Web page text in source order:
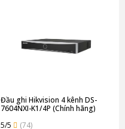
Đầu ghi Hikvision 4 kênh DS-
7604NXI-K1/4P (Chính hãng)
5/5
(74)